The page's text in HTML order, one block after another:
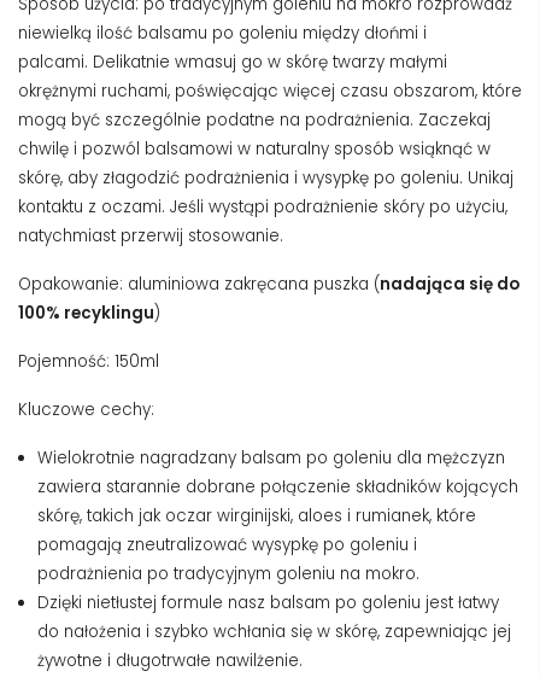
niewielką ilość balsamu po goleniu między dłońmi i
palcami. Delikatnie wmasuj go w skórę twarzy małymi
okrężnymi ruchami, poświęcając więcej czasu obszarom, które
mogą być szczególnie podatne na podrażnienia. Zaczekaj
chwilę i pozwól balsamowi w naturalny sposób wsiąknąć w
skórę, aby złagodzić podrażnienia i wysypkę po goleniu. Unikaj
kontaktu z oczami. Jeśli wystąpi podrażnienie skóry po użyciu,
natychmiast przerwij stosowanie.
Opakowanie: aluminiowa zakręcana puszka (nadająca się do
100% recyklingu)
Pojemność: 150ml
Kluczowe cechy:
Wielokrotnie nagradzany balsam po goleniu dla mężczyzn
zawiera starannie dobrane połączenie składników kojących
skórę, takich jak oczar wirginijski, aloes i rumianek, które
pomagają zneutralizować wysypkę po goleniu i
podrażnienia po tradycyjnym goleniu na mokro.
Dzięki nietłustej formule nasz balsam po goleniu jest łatwy
do nałożenia i szybko wchłania się w skórę, zapewniając jej
żywotne i długotrwałe nawilżenie.